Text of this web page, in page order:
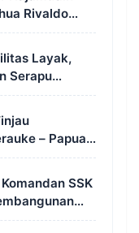
Rivaldo
Hukum
Layak,
Serapu
– Papua
SSK